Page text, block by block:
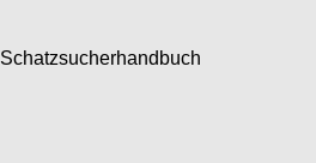
Schatzsucherhandbuch